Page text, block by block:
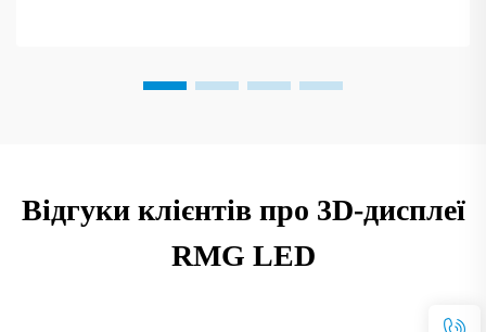
Відгуки клієнтів про 3D-дисплеї
RMG LED